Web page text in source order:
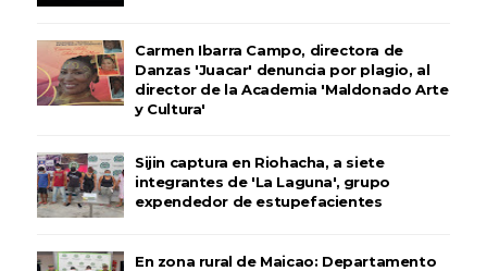
Carmen Ibarra Campo, directora de
Danzas 'Juacar' denuncia por plagio, al
director de la Academia 'Maldonado Arte
y Cultura'
Sijin captura en Riohacha, a siete
integrantes de 'La Laguna', grupo
expendedor de estupefacientes
En zona rural de Maicao: Departamento